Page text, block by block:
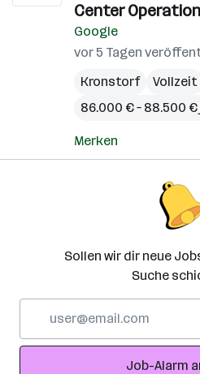
Center
Google
vor 5 Tagen
Kronstorf
Vollzeit
86.000 € – 88.500
Merken
Sollen wir dir neue
Suche
Adresse
Job-Alarm